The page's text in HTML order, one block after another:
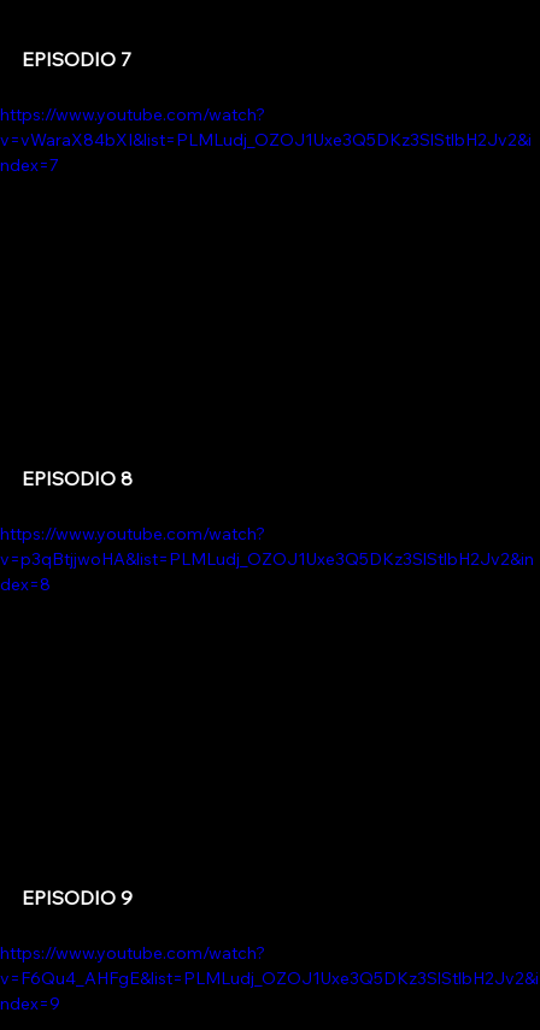
EPISODIO 7
https://www.youtube.com/watch?
v=vWaraX84bXI&list=PLMLudj_OZOJ1Uxe3Q5DKz3SlStlbH2Jv2&i
ndex=7
EPISODIO 8
https://www.youtube.com/watch?
v=p3qBtjjwoHA&list=PLMLudj_OZOJ1Uxe3Q5DKz3SlStlbH2Jv2&in
dex=8
EPISODIO 9
https://www.youtube.com/watch?
v=F6Qu4_AHFgE&list=PLMLudj_OZOJ1Uxe3Q5DKz3SlStlbH2Jv2&i
ndex=9